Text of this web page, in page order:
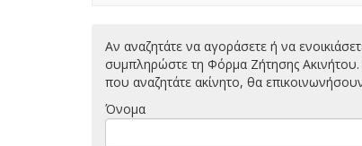
Αν αναζητάτε να αγοράσετε ή να
συμπληρώστε τη Φόρμα Ζήτησης Ακινήτου.
που αναζητάτε ακίνητο, θα
Όνομα